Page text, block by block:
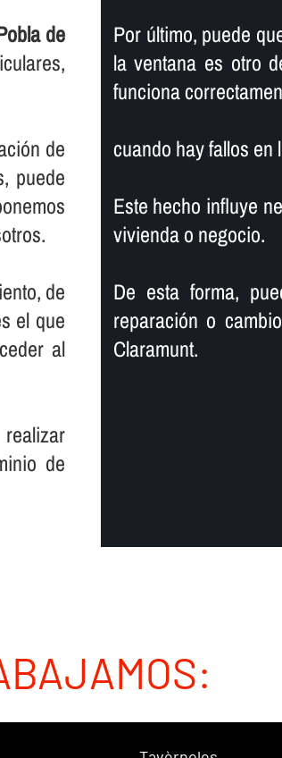
de
de
puede
de
el que
al
de
Por último, puede
la ventana es otro
funciona
cuando hay fallos
Este hecho influye
vivienda o negocio.
De esta forma,
reparación o
Claramunt.